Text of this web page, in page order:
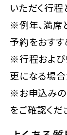
いただく行程
※例年、満席
予約をおすす
※行程および
更になる場合
※お申込み
をご確認くだ